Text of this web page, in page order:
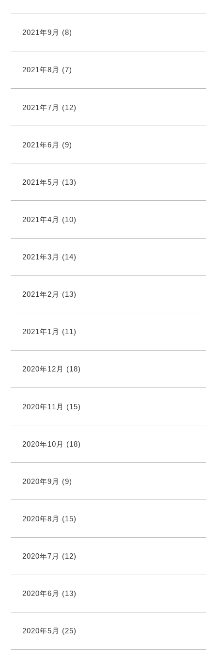
2021年9月 (8)
2021年8月 (7)
2021年7月 (12)
2021年6月 (9)
2021年5月 (13)
2021年4月 (10)
2021年3月 (14)
2021年2月 (13)
2021年1月 (11)
2020年12月 (18)
2020年11月 (15)
2020年10月 (18)
2020年9月 (9)
2020年8月 (15)
2020年7月 (12)
2020年6月 (13)
2020年5月 (25)